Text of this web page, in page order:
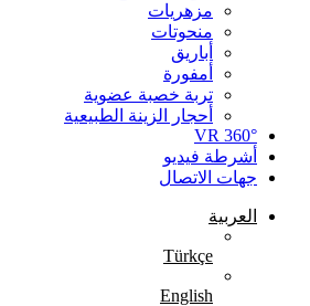
مزهريات
منحوتات
أباريق
أمفورة
تربة خصبة عضوية
أحجار الزينة الطبيعية
360° VR
أشرطة فيديو
جهات الاتصال
العربية
Türkçe
English